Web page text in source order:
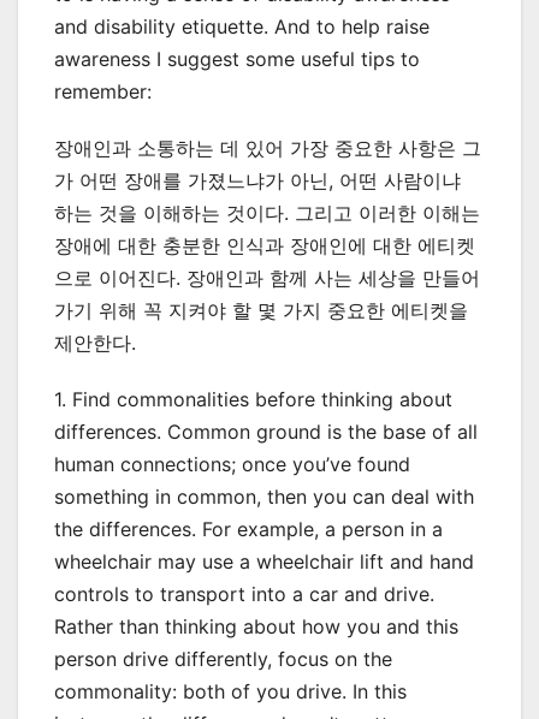
and disability etiquette. And to help raise
awareness I suggest some useful tips to
remember:
장애인과 소통하는 데 있어 가장 중요한 사항은 그
가 어떤 장애를 가졌느냐가 아닌, 어떤 사람이냐
하는 것을 이해하는 것이다. 그리고 이러한 이해는
장애에 대한 충분한 인식과 장애인에 대한 에티켓
으로 이어진다. 장애인과 함께 사는 세상을 만들어
가기 위해 꼭 지켜야 할 몇 가지 중요한 에티켓을
제안한다.
1. Find commonalities before thinking about
differences. Common ground is the base of all
human connections; once you’ve found
something in common, then you can deal with
the differences. For example, a person in a
wheelchair may use a wheelchair lift and hand
controls to transport into a car and drive.
Rather than thinking about how you and this
person drive differently, focus on the
commonality: both of you drive. In this